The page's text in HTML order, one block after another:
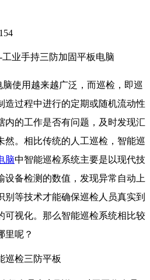
154
业手持三防加固平板电脑
使用越来越广泛，而巡检，即巡
造过程中进行的定期或随机流动性
内的工作是否有问题，及时发现汇
然。相比传统的人工巡检，智能巡
脑中智能巡检系统主要是以现代技
设备检测的数值，发现异常自动上
别等技术才能确保巡检人员真实到
可视化。那么智能巡检系统相比较
里呢？